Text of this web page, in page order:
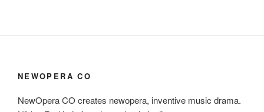
NEWOPERA CO
NewOpera CO creates newopera, inventive music drama.